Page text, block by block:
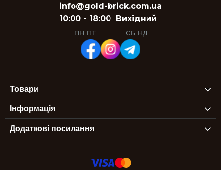
info@gold-brick.com.ua
10:00 - 18:00
ПН-ПТ
Вихідний
СБ-НД
Товари
Інформація
Додаткові посилання